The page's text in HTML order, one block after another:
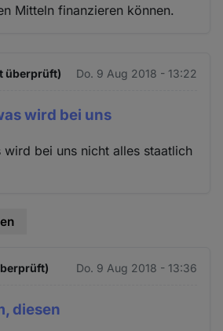
Mitteln finanzieren können.
überprüft) Do. 9 Aug 2018 - 13:22
wird bei uns
wird bei uns nicht alles staatlich
Do. 9 Aug 2018 - 13:36
diesen